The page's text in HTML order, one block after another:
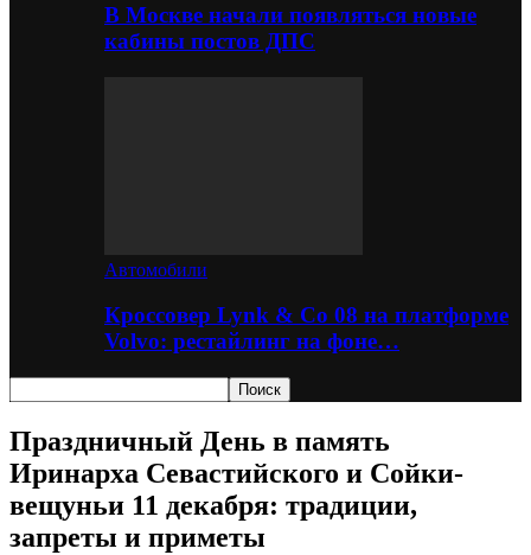
В Москве начали появляться новые
кабины постов ДПС
Автомобили
Кроссовер Lynk & Co 08 на платформе
Volvo: рестайлинг на фоне…
Праздничный День в память
Иринарха Севастийского и Сойки-
вещуньи 11 декабря: традиции,
запреты и приметы